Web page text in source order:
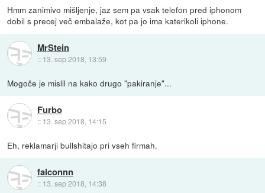
Hmm zanimivo mišljenje, jaz sem pa vsak telefon pred iphonom
dobil s precej več embalaže, kot pa jo ima katerikoli iphone.
MrStein
:: 13. sep 2018, 13:59
Mogoče je mislil na kako drugo "pakiranje"...
Furbo
:: 13. sep 2018, 14:15
Eh, reklamarji bullshitajo pri vseh firmah.
falconnn
:: 13. sep 2018, 14:38